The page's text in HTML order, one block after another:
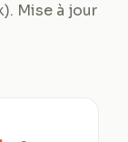
Mise à jour